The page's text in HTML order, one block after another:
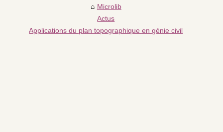
Microlib
Actus
Applications du plan topographique en génie civil